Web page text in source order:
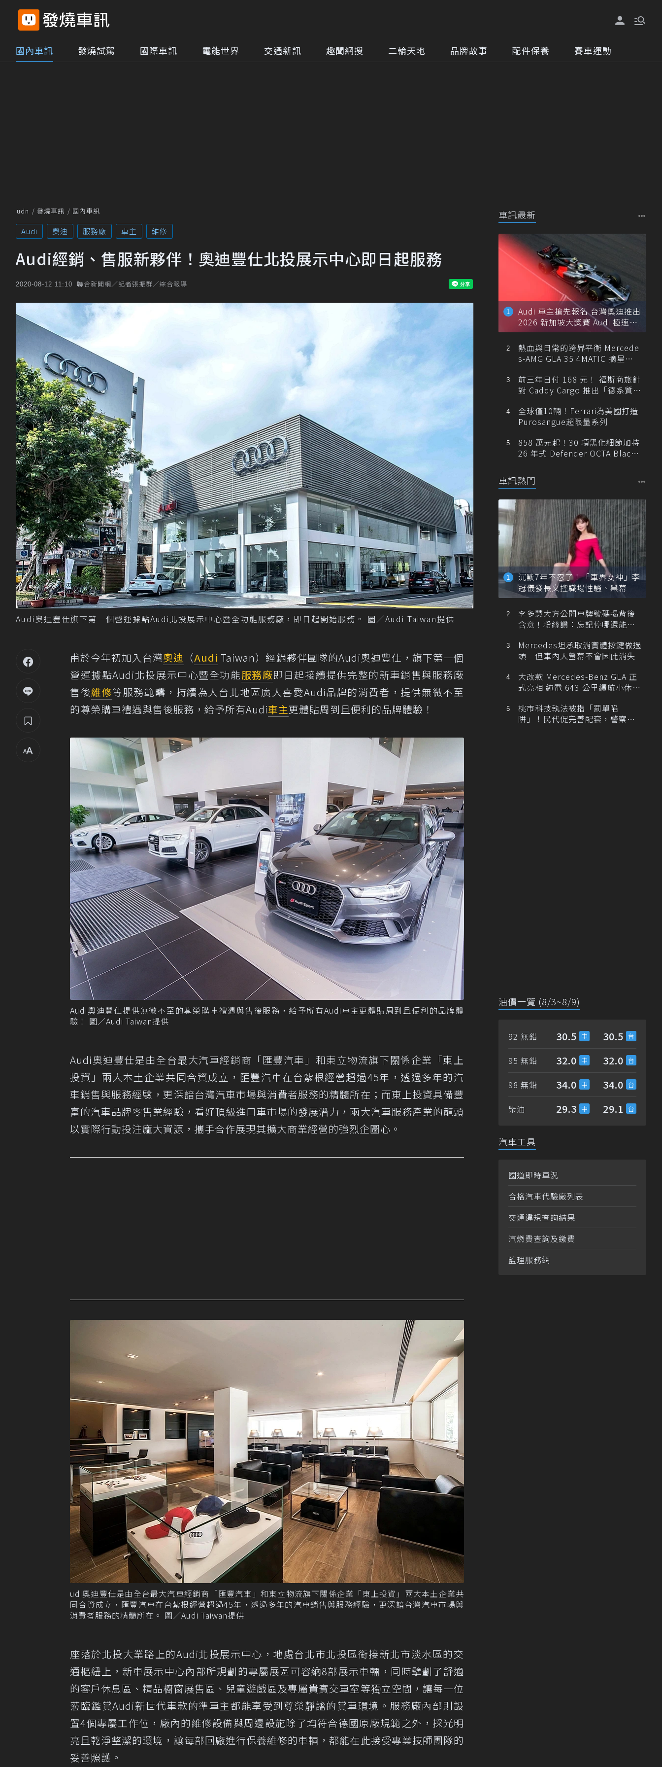
國內車訊 發燒試駕 國際車訊 電能世界 交通新訊 趣聞網搜 二輪天地 品牌故事 配件保養 賽車運動
udn 發燒車訊 國內車訊
Audi 奧迪 服務廠 車主 維修
Audi經銷、售服新夥伴！奧迪豐仕北投展示中心即日起服務
2020-08-12 11:10 聯合新聞網／記者張振群／綜合報導
Audi奧迪豐仕旗下第一個營運據點Audi北投展示中心暨全功能服務廠，即日起開始服務。 圖／Audi Taiwan提供
甫於今年初加入台灣奧迪 （Audi Taiwan）經銷夥伴團隊的Audi奧迪豐仕，旗下第一個
營運據點Audi北投展示中心暨全功能服務廠即日起接續提供完整的新車銷售與服務廠
售後維修等服務範疇，持續為大台北地區廣大喜愛Audi品牌的消費者，提供無微不至
的尊榮購車禮遇與售後服務，給予所有Audi車主更體貼周到且便利的品牌體驗！
Audi奧迪豐仕提供無微不至的尊榮購車禮遇與售後服務，給予所有Audi車主更體貼周到且便利的品牌體
驗！ 圖／Audi Taiwan提供
Audi奧迪豐仕是由全台最大汽車經銷商「匯豐汽車」和東立物流旗下關係企業「東上
投資」兩大本土企業共同合資成立，匯豐汽車在台紮根經營超過45年，透過多年的汽
車銷售與服務經驗，更深諳台灣汽車市場與消費者服務的精髓所在；而東上投資具備豐
富的汽車品牌零售業經驗，看好頂級進口車市場的發展潛力，兩大汽車服務產業的龍頭
以實際行動投注龐大資源，攜手合作展現其擴大商業經營的強烈企圖心。
udi奧迪豐仕是由全台最大汽車經銷商「匯豐汽車」和東立物流旗下關係企業「東上投資」兩大本土企業共
同合資成立，匯豐汽車在台紮根經營超過45年，透過多年的汽車銷售與服務經驗，更深諳台灣汽車市場與
消費者服務的精髓所在。 圖／Audi Taiwan提供
座落於北投大業路上的Audi北投展示中心，地處台北市北投區銜接新北市淡水區的交
通樞紐上，新車展示中心內部所規劃的專屬展區可容納8部展示車輛，同時擘劃了舒適
的客戶休息區、精品櫥窗展售區、兒童遊戲區及專屬貴賓交車室等獨立空間，讓每一位
蒞臨鑑賞Audi新世代車款的準車主都能享受到尊榮靜謐的賞車環境。服務廠內部則設
置4個專屬工作位，廠內的維修設備與周邊設施除了均符合德國原廠規範之外，採光明
亮且乾淨整潔的環境，讓每部回廠進行保養維修的車輛，都能在此接受專業技師團隊的
妥善照護。
車訊最新
Audi 車主搶先報名 台灣奧迪推出
2026 新加坡大獎賽 Audi 極速之
旅
熱血與日常的跨界平衡 Mercede
s-AMG GLA 35 4MATIC 摘星版
前三年日付 168 元！ 福斯商旅針
對 Caddy Cargo 推出「德系質感
全球僅10輛！Ferrari為美國打造
Purosangue超限量系列
858 萬元起！30 項黑化細節加持
26 年式 Defender OCTA Black
車訊熱門
沉默7年不忍了！「車界女神」李
冠儀發長文控職場性騷、黑幕
李多慧大方公開車牌號碼揭背後
含意！粉絲讚：忘記停哪還能幫
Mercedes坦承取消實體按鍵做過
頭 但車內大螢幕不會因此消失
大改款 Mercedes-Benz GLA 正
式亮相 純電 643 公里續航小休
桃市科技執法被指「罰單陷
阱」！民代促完善配套，警察局
油價一覽 (8/3~8/9)
92 無鉛 30.5 30.5
95 無鉛 32.0 32.0
98 無鉛 34.0 34.0
柴油 29.3 29.1
汽車工具
國道即時車況
合格汽車代驗廠列表
交通違規查詢結果
汽燃費查詢及繳費
監理服務網